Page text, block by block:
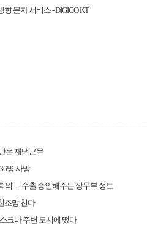
문자 서비스 - DIGICO KT
은 재택근무
명 사망
의'… 수출 승인해주는 상무부 성토
조망 친다
크바 주변 도시에 떴다